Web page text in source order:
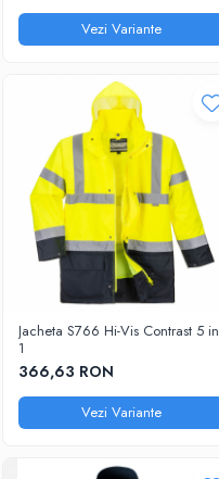
Vezi Variante
Jacheta S766 Hi-Vis Contrast 5 in
1
366,63 RON
Vezi Variante